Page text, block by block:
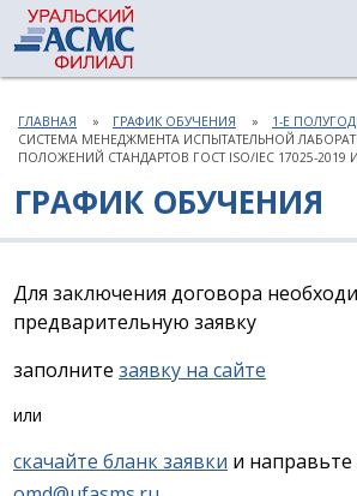
ГЛАВНАЯ ГРАФИК ОБУЧЕНИЯ
1-Е
СИСТЕМА МЕНЕДЖМЕНТА ИСПЫТАТЕЛЬНОЙ
ПОЛОЖЕНИЙ СТАНДАРТОВ ГОСТ ISO/IEC 17025-2019 И
ГРАФИК ОБУЧЕНИЯ
Для заключения договора
предварительную заявку
заполните заявку на сайте
или
скачайте бланк заявки и направьте